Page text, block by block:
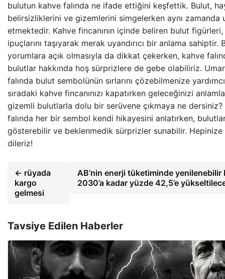
bulutun kahve falında ne ifade ettiğini keşfettik. Bulut,
belirsizliklerini ve gizemlerini simgelerken aynı zamanda
etmektedir. Kahve fincanının içinde beliren bulut
ipuçlarını taşıyarak merak uyandırıcı bir anlama sahiptir.
yorumlara açık olmasıyla da dikkat çekerken, kahve
bulutlar hakkında hoş sürprizlere de gebe olabiliriz.
falında bulut sembolünün sırlarını çözebilmenize
sıradaki kahve fincanınızı kapatırken geleceğinizi
gizemli bulutlarla dolu bir serüvene çıkmaya ne dersiniz?
falında her bir sembol kendi hikayesini anlatırken,
gösterebilir ve beklenmedik sürprizler sunabilir.
dileriz!
← rüyada
kargo
gelmesi
AB’nin enerji tüketiminde yenilenebilir
2030’a kadar yüzde 42,5’e
Tavsiye Edilen Haberler